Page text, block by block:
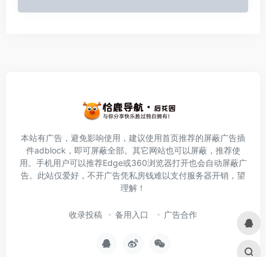
本站有广告，避免影响使用，建议使用首页推荐的屏蔽广告插
件adblock ，即可屏蔽全部。其它网站也可以屏蔽，推荐使
用。手机用户可以推荐Edge或360浏览器打开也会自动屏蔽广
告。此站仅爱好，不开广告凭私房钱难以支付服务器开销，望
理解！
收录投稿 备用入口 广告合作